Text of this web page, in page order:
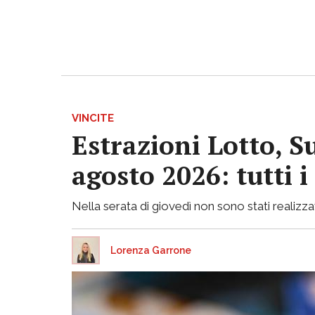
VINCITE
Estrazioni Lotto,
agosto 2026: tutti
Nella serata di giovedì non sono stati
Lorenza Garrone